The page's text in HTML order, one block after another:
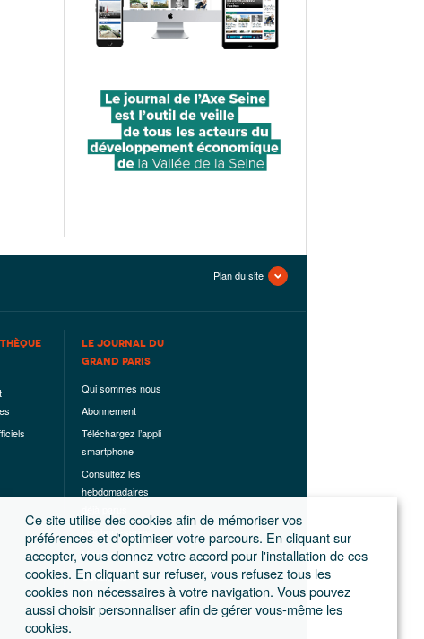
Plan du site
LE JOURNAL DU
GRAND PARIS
Qui sommes nous
Abonnement
Téléchargez l’appli
smartphone
Consultez les
hebdomadaires
Les hors-séries
Mentions légales
Conditions
générales de
ventes
Ce site utilise des cookies afin de mémoriser vos
préférences et d'optimiser votre parcours. En cliquant sur
accepter, vous donnez votre accord pour l'installation de ces
cookies. En cliquant sur refuser, vous refusez tous les
cookies non nécessaires à votre navigation. Vous pouvez
aussi choisir personnaliser afin de gérer vous-même les
cookies.